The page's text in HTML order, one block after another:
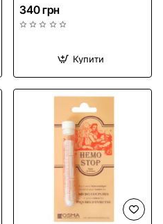
340 грн
Купити